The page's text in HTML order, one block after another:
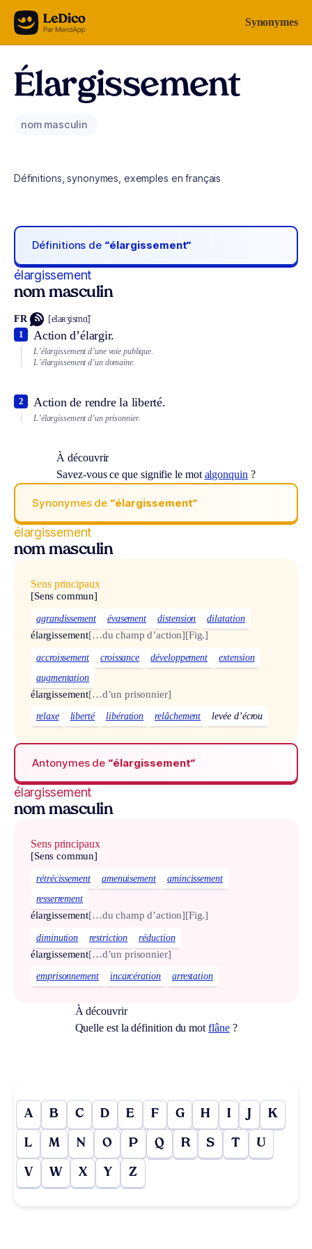
Aller au contenu Synonymes
Élargissement
nom masculin
Définitions, synonymes, exemples en français
Définitions de “élargissement“
élargissement
nom masculin
FR [elaʀʒismɑ̃]
Action d’élargir.
1
L’élargissement d’une voie publique.
L’élargissement d’un domaine.
Action de rendre la liberté.
2
L’élargissement d’un prisonnier.
À découvrir
Savez-vous ce que signifie le mot algonquin ?
Synonymes de “élargissement“
élargissement
nom masculin
Sens principaux
[Sens commun]
agrandissement évasement distension dilatation
élargissement[…du champ d’action][Fig.]
accroissement croissance développement
extension
augmentation
élargissement[…d’un prisonnier]
relaxe liberté libération relâchement levée d’écrou
Antonymes de “élargissement“
élargissement
nom masculin
Sens principaux
[Sens commun]
rétrécissement amenuisement
amincissement
resserrement
élargissement[…du champ d’action][Fig.]
diminution restriction réduction
élargissement[…d’un prisonnier]
emprisonnement incarcération arrestation
À découvrir
Quelle est la définition du mot flâne?
A B C D E F G H I J K
L M N O P Q R S T U
V W X Y Z